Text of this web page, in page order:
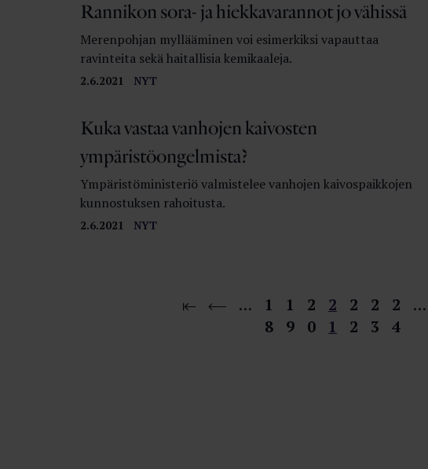
2.6.2021 NYT
Rannikon sora- ja hiekka­varannot jo vähissä
Merenpohjan myllääminen voi esimerkiksi vapauttaa
ravinteita sekä haitallisia kemikaaleja.
2.6.2021 NYT
Kuka vastaa vanhojen kaivosten
ympäristöongelmista?
Ympäristöministeriö valmistelee vanhojen kaivospaikkojen
kunnostuksen rahoitusta.
…
1
8
1
9
2
0
2
1
2
2
2
3
2
4
…